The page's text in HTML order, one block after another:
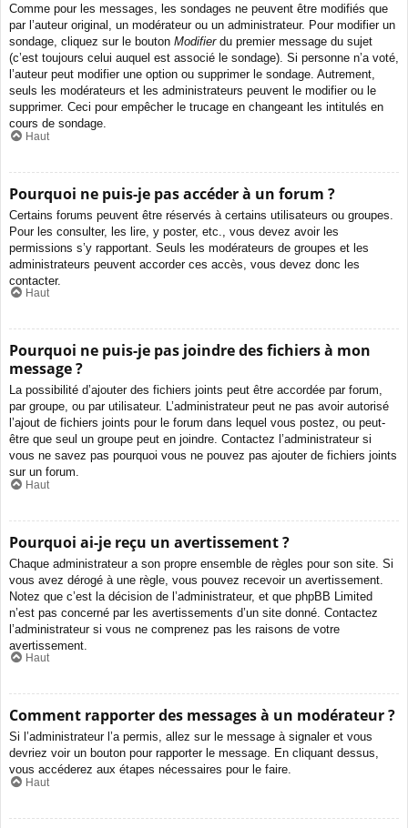
Comme pour les messages, les sondages ne peuvent être modifiés que
par l’auteur original, un modérateur ou un administrateur. Pour modifier un
sondage, cliquez sur le bouton Modifierdu premier message du sujet
(c’est toujours celui auquel est associé le sondage). Si personne n’a voté,
l’auteur peut modifier une option ou supprimer le sondage. Autrement,
seuls les modérateurs et les administrateurs peuvent le modifier ou le
supprimer. Ceci pour empêcher le trucage en changeant les intitulés en
cours de sondage.
Haut
Pourquoi ne puis-je pas accéder à un forum ?
Certains forums peuvent être réservés à certains utilisateurs ou groupes.
Pour les consulter, les lire, y poster, etc., vous devez avoir les
permissions s’y rapportant. Seuls les modérateurs de groupes et les
administrateurs peuvent accorder ces accès, vous devez donc les
contacter.
Haut
Pourquoi ne puis-je pas joindre des fichiers à mon
message ?
La possibilité d’ajouter des fichiers joints peut être accordée par forum,
par groupe, ou par utilisateur. L’administrateur peut ne pas avoir autorisé
l’ajout de fichiers joints pour le forum dans lequel vous postez, ou peut-
être que seul un groupe peut en joindre. Contactez l’administrateur si
vous ne savez pas pourquoi vous ne pouvez pas ajouter de fichiers joints
sur un forum.
Haut
Pourquoi ai-je reçu un avertissement ?
Chaque administrateur a son propre ensemble de règles pour son site. Si
vous avez dérogé à une règle, vous pouvez recevoir un avertissement.
Notez que c’est la décision de l’administrateur, et que phpBB Limited
n’est pas concerné par les avertissements d’un site donné. Contactez
l’administrateur si vous ne comprenez pas les raisons de votre
avertissement.
Haut
Comment rapporter des messages à un modérateur ?
Si l’administrateur l’a permis, allez sur le message à signaler et vous
devriez voir un bouton pour rapporter le message. En cliquant dessus,
vous accéderez aux étapes nécessaires pour le faire.
Haut